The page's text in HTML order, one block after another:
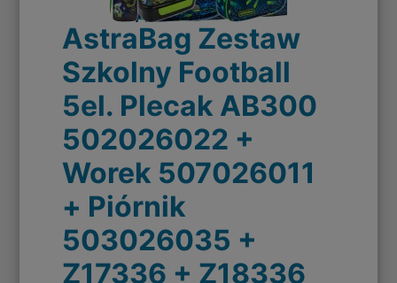
AstraBag Zestaw
Szkolny Football
5el. Plecak AB300
502026022 +
Worek 507026011
+ Piórnik
503026035 +
Z17336 + Z18336